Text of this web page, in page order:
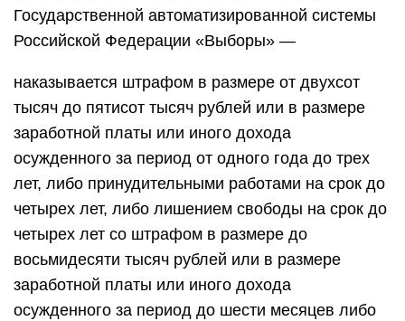
Государственной автоматизированной системы
Российской Федерации «Выборы» —
наказывается штрафом в размере от двухсот
тысяч до пятисот тысяч рублей или в размере
заработной платы или иного дохода
осужденного за период от одного года до трех
лет, либо принудительными работами на срок до
четырех лет, либо лишением свободы на срок до
четырех лет со штрафом в размере до
восьмидесяти тысяч рублей или в размере
заработной платы или иного дохода
осужденного за период до шести месяцев либо